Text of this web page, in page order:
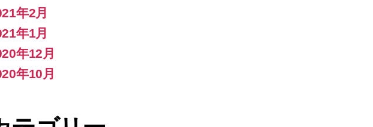
年2月
年1月
年12月
年10月